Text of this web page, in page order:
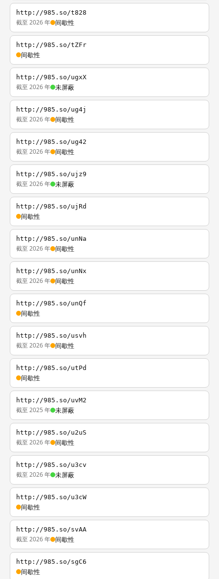
http://985.so/t828
截至 2026 年 间歇性
http://985.so/tZFr
间歇性
http://985.so/ugxX
截至 2026 年 未屏蔽
http://985.so/ug4j
截至 2026 年 间歇性
http://985.so/ug42
截至 2026 年 间歇性
http://985.so/ujz9
截至 2026 年 未屏蔽
http://985.so/ujRd
间歇性
http://985.so/unNa
截至 2026 年 间歇性
http://985.so/unNx
截至 2026 年 间歇性
http://985.so/unQf
间歇性
http://985.so/usvh
截至 2026 年 间歇性
http://985.so/utPd
间歇性
http://985.so/uvM2
截至 2025 年 未屏蔽
http://985.so/u2uS
截至 2026 年 间歇性
http://985.so/u3cv
截至 2026 年 未屏蔽
http://985.so/u3cW
间歇性
http://985.so/svAA
截至 2026 年 间歇性
http://985.so/sgC6
间歇性